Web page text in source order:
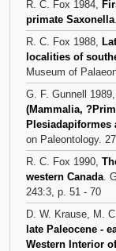
R. C. Fox 1984,
primate Saxonella
R. C. Fox 1988,
localities of
Museum of
G. F. Gunnell 1989,
(Mammalia,
Plesiadapiformes
on Paleontology.
R. C. Fox 1990,
western Canada.
243:3, p. 51 - 70
D. W. Krause, M.
late Paleocene -
Western Interior